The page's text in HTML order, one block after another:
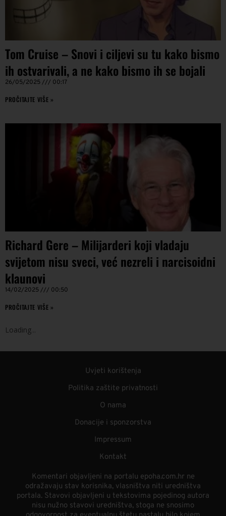
Tom Cruise – Snovi i ciljevi su tu kako bismo
ih ostvarivali, a ne kako bismo ih se bojali
26/05/2025 00:17
PROČITAJTE VIŠE »
Richard Gere – Milijarderi koji vladaju
svijetom nisu sveci, već nezreli i narcisoidni
klaunovi
14/02/2025 00:50
PROČITAJTE VIŠE »
Loading ..
Uvjeti korištenja
Politika zaštite privatnosti
O nama
Donacije i sponzorstva
Impressum
Kontakt
Komentari objavljeni na portalu epoha.com.hr ne
odražavaju stav korisnika, vlasništva niti uredništva
portala. Stavovi objavljeni u tekstovima pojedinog autora
nisu nužno stavovi uredništva, stoga ne snosimo